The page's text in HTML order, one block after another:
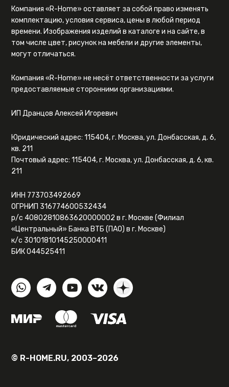
Компания «R-Home» оставляет за собой право изменять
комплектацию, условия сервиса, цены в любой период
времени. Изображения изделий в каталоге и на сайте, в
том числе цвет, рисунок на мебели и другие элементы,
могут отличаться.
Компания «R-Home» не несёт ответственности за услуги
предоставляемые сторонними организациями.
ИП Дранцов Алексей Игоревич
Юридический адрес: 115404, г. Москва, ул. Донбасская, д. 6,
кв. 211
Почтовый адрес: 115404, г. Москва, ул. Донбасская, д. 6, кв.
211
ИНН 773703492669
ОГРНИП 316774600532434
р/с 40802810863620000002 в г. Москве (Филиал
«Центральный» Банка ВТБ (ПАО) в г. Москве)
к/с 30101810145250000411
БИК 044525411
© R-HOME.RU, 2003–2026